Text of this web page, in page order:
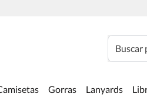
Buscar
Gorras Lanyards